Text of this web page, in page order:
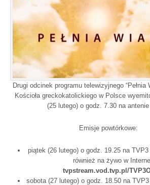
Drugi odcinek programu telewizyjnego “Pełnia
Kościoła greckokatolickiego w Polsce
(25 lutego) o godz. 7.30 na antenie
Emisje powtórkowe:
piątek (26 lutego) o godz. 19.25 na
również na żywo w
tvpstream.vod.tvp.pl/
sobota (27 lutego) o godz. 18.50 na TVP3